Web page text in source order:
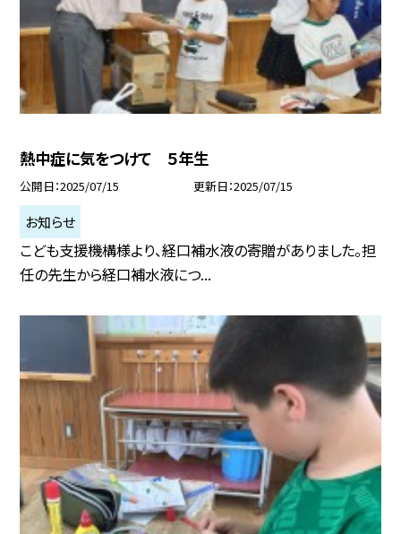
熱中症に気をつけて ５年生
公開日 2025/07/15 更新日 2025/07/15
お知らせ
こども支援機構様より、経口補水液の寄贈がありました。担
任の先生から経口補水液につ...